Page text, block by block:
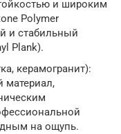
и широким
Polymer
и стабильный
Plank).
керамогранит):
материал,
на ощупь.